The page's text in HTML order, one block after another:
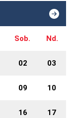
Sob. Nd.
02 03
09 10
16 17